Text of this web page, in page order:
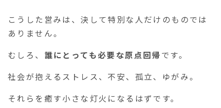
こうした営みは、決して特別な人だけのものでは
ありません。
むしろ、 誰にとっても必要な原点回帰 です。
社会が抱えるストレス、不安、孤立、ゆがみ。
それらを癒す小さな灯火になるはずです。